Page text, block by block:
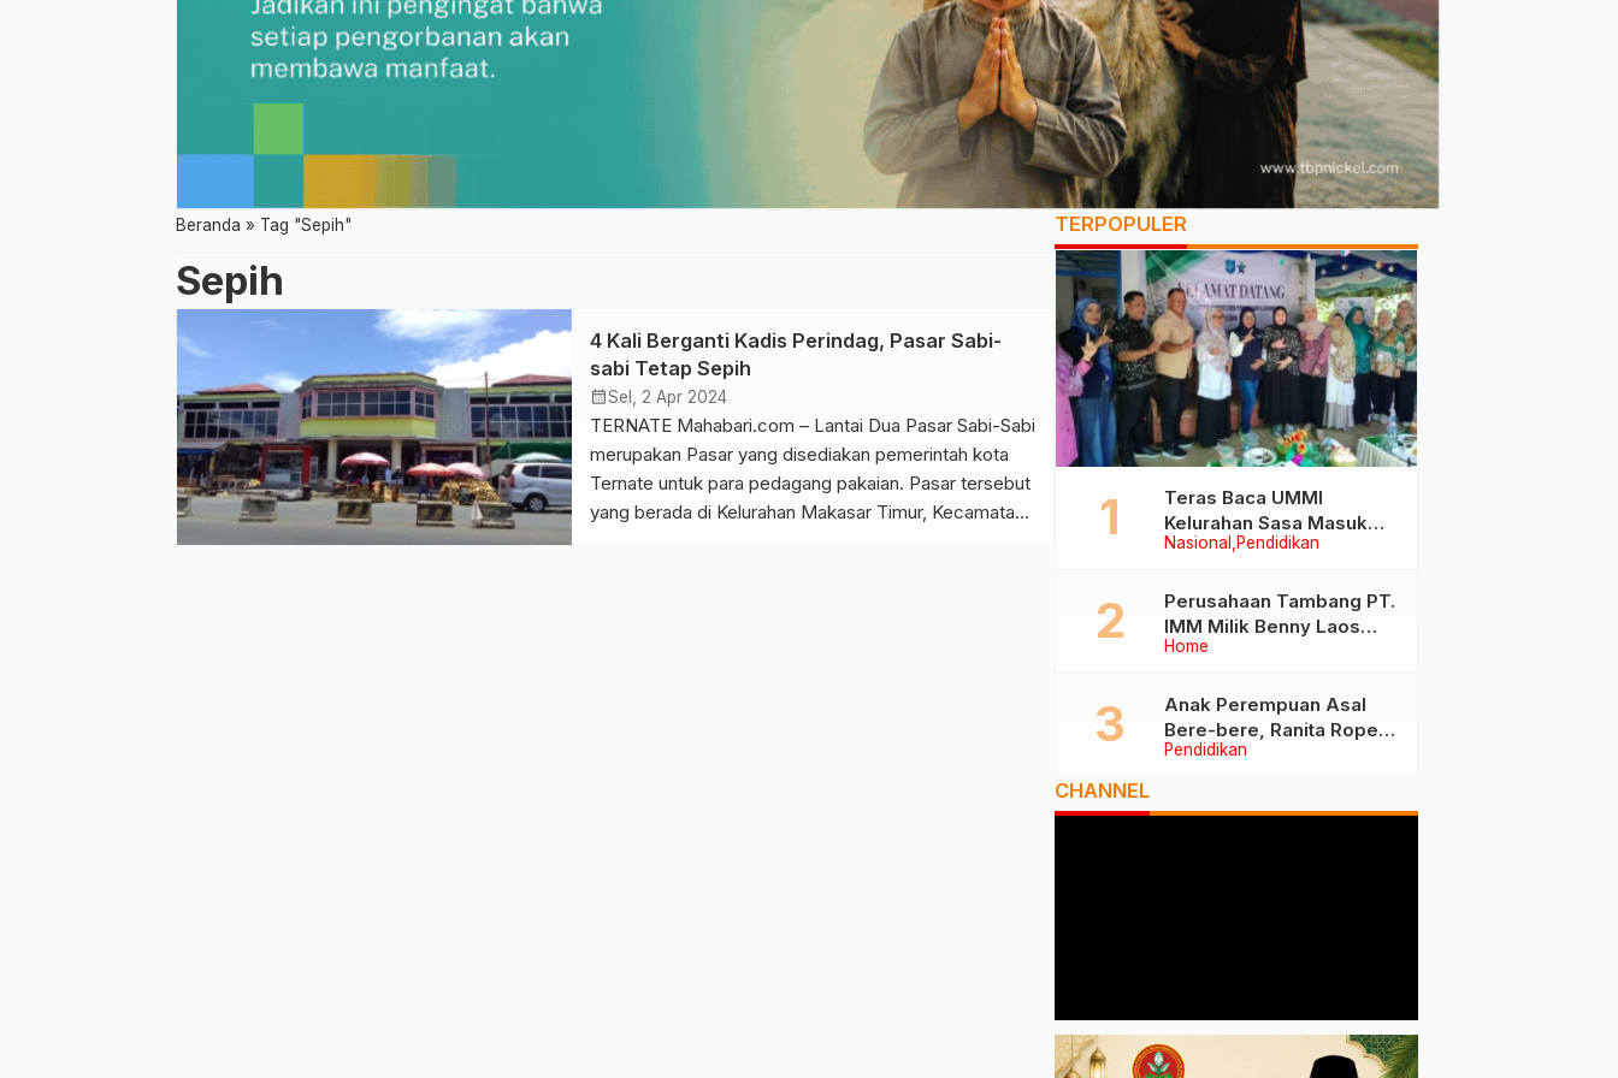
Beranda » Tag "Sepih"
Sepih
4 Kali Berganti Kadis Perindag, Pasar Sabi-
sabi Tetap Sepih
calendar_monthSel, 2 Apr 2024
TERNATE Mahabari.com – Lantai Dua Pasar Sabi-Sabi
merupakan Pasar yang disediakan pemerintah kota
Ternate untuk para pedagang pakaian. Pasar tersebut
yang berada di Kelurahan Makasar Timur, Kecamatan
TERPOPULER
Nasional Pendidikan
Teras Baca UMMI
Kelurahan Sasa Masuk
Tiga Besar Nasional, Tim
Ternate
Home
Perusahaan Tambang PT.
IMM Milik Benny Laos
Diduga Tak Miliki Izin HPH
Pendidikan
Anak Perempuan Asal
Bere-bere, Ranita Rope
Dikukuhkan Sebagai Guru
CHANNEL